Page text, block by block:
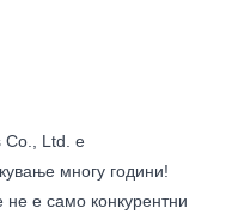
Co., Ltd. е
многу години!
е само конкурентни